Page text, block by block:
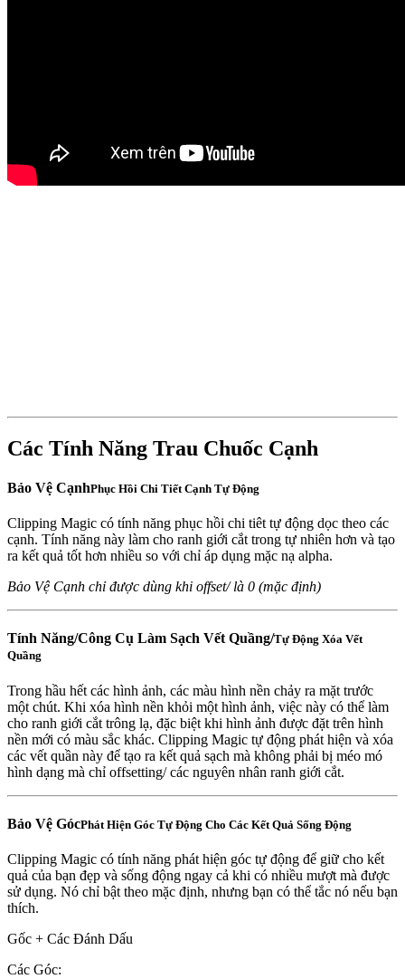
Các Tính Năng Trau Chuốc Cạnh
Bảo Vệ CạnhPhục Hồi Chi Tiết Cạnh Tự Động
Clipping Magic có tính năng phục hồi chi tiêt tự động dọc theo các
cạnh. Tính năng này làm cho ranh giới cắt trong tự nhiên hơn và tạo
ra kết quả tốt hơn nhiều so với chỉ áp dụng mặc nạ alpha.
Bảo Vệ Cạnh chỉ được dùng khi offset/ là 0 (mặc định)
Tính Năng/Công Cụ Làm Sạch Vết Quầng/Tự Động Xóa Vết
Quầng
Trong hầu hết các hình ảnh, các màu hình nền chảy ra mặt trước
một chút. Khi xóa hình nền khỏi một hình ảnh, việc này có thể làm
cho ranh giới cắt trông lạ, đặc biệt khi hình ảnh được đặt trên hình
nền mới có màu sắc khác. Clipping Magic tự động phát hiện và xóa
các vết quần này để tạo ra kết quả sạch mà không phải bị méo mó
hình dạng mà chỉ offsetting/ các nguyên nhân ranh giới cắt.
Bảo Vệ GócPhát Hiện Góc Tự Động Cho Các Kết Quả Sống Động
Clipping Magic có tính năng phát hiện góc tự động để giữ cho kết
quả của bạn đẹp và sống động ngay cả khi có nhiều mượt mà được
sử dụng. Nó chỉ bật theo mặc định, nhưng bạn có thể tắc nó nếu bạn
thích.
Gốc + Các Đánh Dấu
Các Góc: